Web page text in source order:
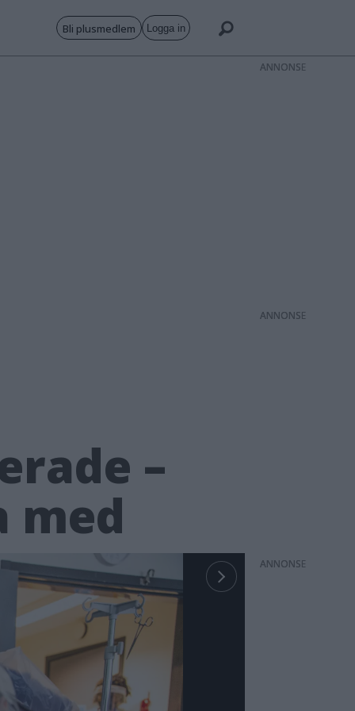
Bli plusmedlem Logga in
–
med
ANNONS
ANNONS
ANNONS